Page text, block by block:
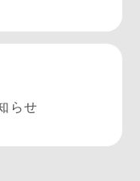
らせ